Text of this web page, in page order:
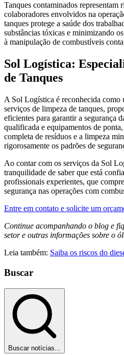
Tanques contaminados representam
colaboradores envolvidos na
tanques protege a saúde dos
substâncias tóxicas e minimizando
à manipulação de combustíveis
Sol Logística:
de Tanques
A Sol Logística é reconhecida como
serviços de limpeza de tanques,
eficientes para garantir a segurança
qualificada e equipamentos de
completa de resíduos e a limpeza
rigorosamente os padrões de
Ao contar com os serviços da Sol
tranquilidade de saber que está
profissionais experientes, que
segurança nas operações com
Entre em contato e solicite um
Continue acompanhando o blog e
setor e outras informações sobre o
Leia também: Saiba os riscos do
Buscar
Buscar notícias...